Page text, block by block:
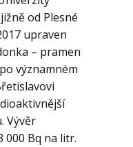
od Plesné
upraven
– pramen
významném
Vývěr
000 Bq na litr.